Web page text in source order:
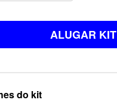
ALUGAR KIT
do kit